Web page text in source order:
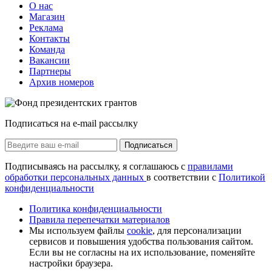
О нас
Магазин
Реклама
Контакты
Команда
Вакансии
Партнеры
Архив номеров
Подписаться на e-mail рассылку
Подписаться
Подписываясь на рассылку, я соглашаюсь с правилами
обработки персональных данных в соответствии с Политикой
конфиденциальности
Политика конфиденциальности
Правила перепечатки материалов
Мы используем файлы cookie, для персонализации
сервисов и повышения удобства пользования сайтом.
Если вы не согласны на их использование, поменяйте
настройки браузера.